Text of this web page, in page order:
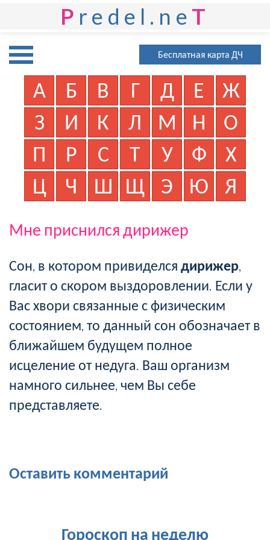
P redel.ne T
Бесплатная карта ДЧ
А Б В Г Д Е
Ж
З
И К Л М Н
О
П
Р С Т У Ф
Х
Ц
Ч Ш Щ Э Ю Я
Мне приснился дирижер
Сон, в котором привиделся дирижер,
гласит о скором выздоровлении. Если у
Вас хвори связанные с физическим
состоянием, то данный сон обозначает в
ближайшем будущем полное
исцеление от недуга. Ваш организм
намного сильнее, чем Вы себе
представляете.
Оставить комментарий
Гороскоп на неделю